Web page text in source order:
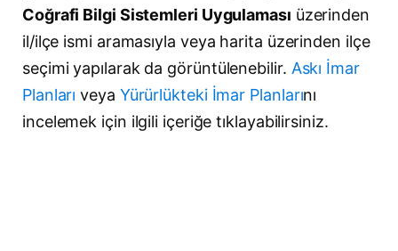
Coğrafi Bilgi Sistemleri Uygulaması üzerinden
il/ilçe ismi aramasıyla veya harita üzerinden ilçe
seçimi yapılarak da görüntülenebilir. Askı İmar
Planları veya Yürürlükteki İmar Planlarını
incelemek için ilgili içeriğe tıklayabilirsiniz.